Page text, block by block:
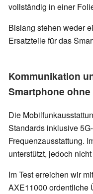
vollständig in einer
Bislang stehen weder
Ersatzteile für das
Kommunikation
Smartphone ohne
Die
Standards inklusive
Frequenzausstattung.
unterstützt, jedoch
Im Test erreichen wir
AXE11000 ordentliche